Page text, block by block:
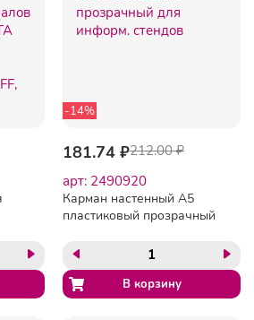
-14%
181.74 ₽212.00 ₽
арт: 2490920
Карман настенный А5
пластиковый прозрачный